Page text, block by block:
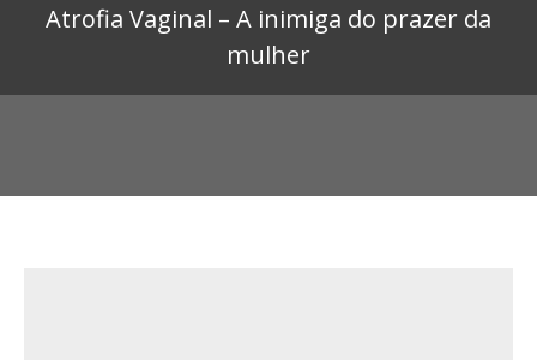
Atrofia Vaginal – A inimiga do prazer da
mulher